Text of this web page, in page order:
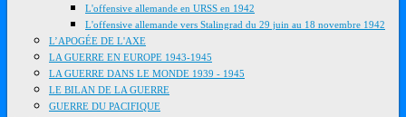
L'offensive allemande en URSS en 1942
L'offensive allemande vers Stalingrad du 29 juin au 18 novembre 1942
L’APOGÉE DE L'AXE
LA GUERRE EN EUROPE 1943-1945
LA GUERRE DANS LE MONDE 1939 - 1945
LE BILAN DE LA GUERRE
GUERRE DU PACIFIQUE